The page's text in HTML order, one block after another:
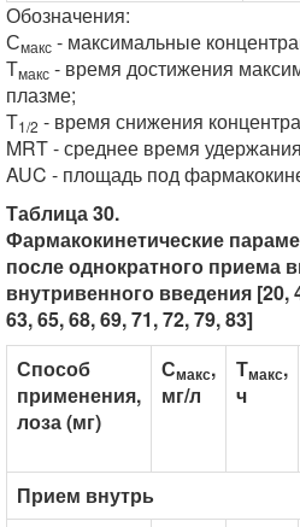
Обозначения:
Смакс - максимальные
Тмакс - время достижения
плазме;
Т1/2 - время снижения
MRT - среднее время
AUC - площадь под
Таблица 30.
Фармакокинетические
после однократного приема
внутривенного введения [20,
63, 65, 68, 69, 71, 72, 79, 83]
Способ
применения,
лоза (мг)
Смакс,
мг/л
Тмакс,
ч
Прием внутрь